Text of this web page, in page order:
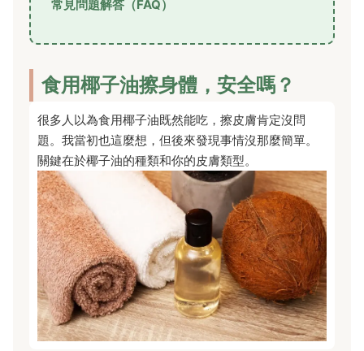
常見問題解答（FAQ）
食用椰子油擦身體，安全嗎？
很多人以為食用椰子油既然能吃，擦皮膚肯定沒問
題。我當初也這麼想，但後來發現事情沒那麼簡單。
關鍵在於椰子油的種類和你的皮膚類型。